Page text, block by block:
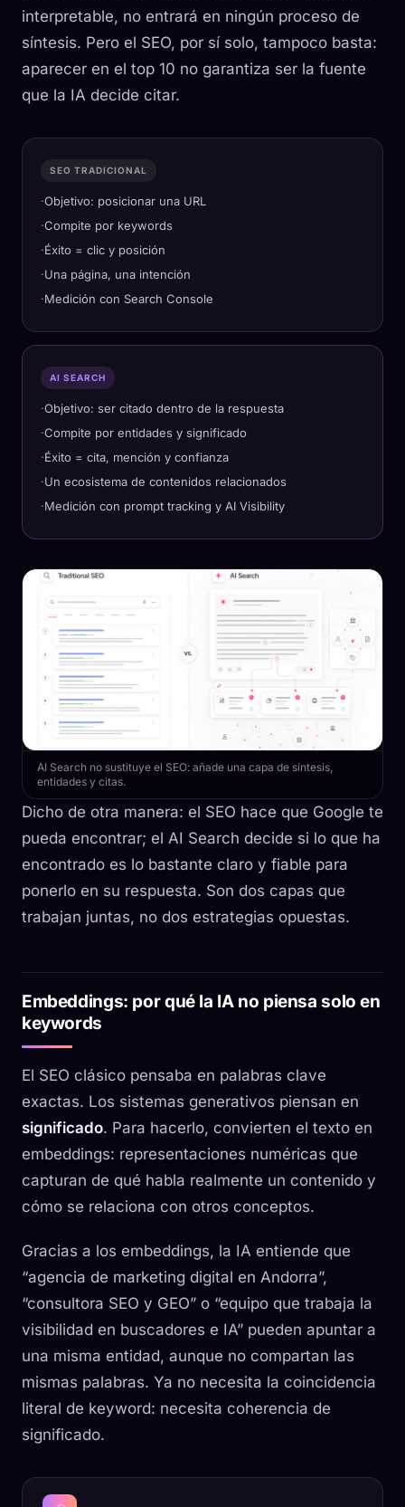
interpretable, no entrará en ningún proceso de
síntesis. Pero el SEO, por sí solo, tampoco basta:
aparecer en el top 10 no garantiza ser la fuente
que la IA decide citar.
SEO TRADICIONAL
Objetivo: posicionar una URL
Compite por keywords
Éxito = clic y posición
Una página, una intención
Medición con Search Console
AI SEARCH
Objetivo: ser citado dentro de la respuesta
Compite por entidades y significado
Éxito = cita, mención y confianza
Un ecosistema de contenidos relacionados
Medición con prompt tracking y AI Visibility
AI Search no sustituye el SEO: añade una capa de síntesis,
entidades y citas.
Dicho de otra manera: el SEO hace que Google te
pueda encontrar; el AI Search decide si lo que ha
encontrado es lo bastante claro y fiable para
ponerlo en su respuesta. Son dos capas que
trabajan juntas, no dos estrategias opuestas.
Embeddings: por qué la IA no piensa solo en
keywords
El SEO clásico pensaba en palabras clave
exactas. Los sistemas generativos piensan en
significado. Para hacerlo, convierten el texto en
embeddings: representaciones numéricas que
capturan de qué habla realmente un contenido y
cómo se relaciona con otros conceptos.
Gracias a los embeddings, la IA entiende que
“agencia de marketing digital en Andorra”,
“consultora SEO y GEO” o “equipo que trabaja la
visibilidad en buscadores e IA” pueden apuntar a
una misma entidad, aunque no compartan las
mismas palabras. Ya no necesita la coincidencia
literal de keyword: necesita coherencia de
significado.